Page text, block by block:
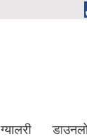
ग्यालरी